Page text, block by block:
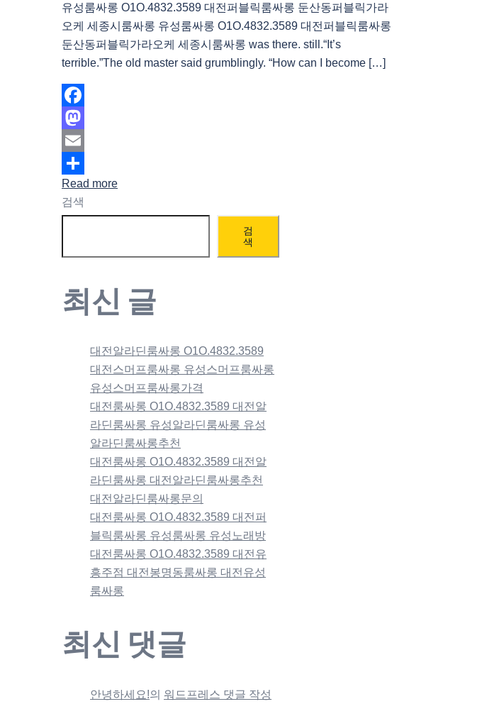
유성룸싸롱 O1O.4832.3589 대전퍼블릭룸싸롱 둔산동퍼블릭가라
오케 세종시룸싸롱 유성룸싸롱 O1O.4832.3589 대전퍼블릭룸싸롱
둔산동퍼블릭가라오케 세종시룸싸롱 was there. still.“It’s
terrible.”The old master said grumblingly. “How can I become […]
Facebook
Mastodon
Email
Share
Read more
검색
검
색
최신 글
대전알라딘룸싸롱 O1O.4832.3589
대전스머프룸싸롱 유성스머프룸싸롱
유성스머프룸싸롱가격
대전룸싸롱 O1O.4832.3589 대전알
라딘룸싸롱 유성알라딘룸싸롱 유성
알라딘룸싸롱추천
대전룸싸롱 O1O.4832.3589 대전알
라딘룸싸롱 대전알라딘룸싸롱추천
대전알라딘룸싸롱문의
대전룸싸롱 O1O.4832.3589 대전퍼
블릭룸싸롱 유성룸싸롱 유성노래방
대전룸싸롱 O1O.4832.3589 대전유
흥주점 대전봉명동룸싸롱 대전유성
룸싸롱
최신 댓글
안녕하세요!의 워드프레스 댓글 작성